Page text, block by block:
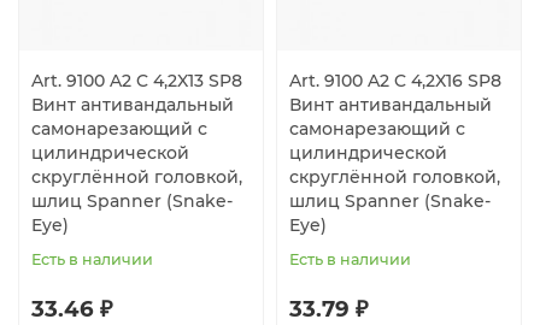
Art. 9100 A2 C 4,2X13 SP8
Винт антивандальный
самонарезающий с
цилиндрической
скруглённой головкой,
шлиц Spanner (Snake-
Eye)
Есть в наличии
33.46 ₽
Art. 9100 A2 C 4,2X16 SP8
Винт антивандальный
самонарезающий с
цилиндрической
скруглённой головкой,
шлиц Spanner (Snake-
Eye)
Есть в наличии
33.79 ₽